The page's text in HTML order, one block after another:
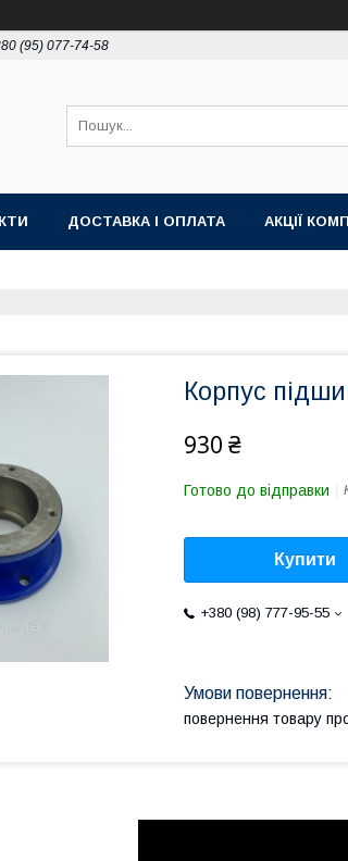
(95) 077-74-58
ДОСТАВКА І ОПЛАТА АКЦІЇ
Корпус
930 ₴
Готово до відправки
Купити
+380 (98) 777-95-55
повернення товару